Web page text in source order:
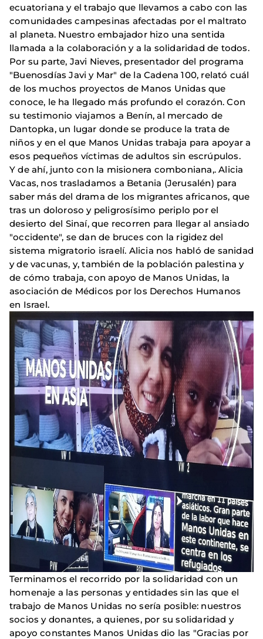
ecuatoriana y el trabajo que llevamos a cabo con las
comunidades campesinas afectadas por el maltrato
al planeta. Nuestro embajador hizo una sentida
llamada a la colaboración y a la solidaridad de todos.
Por su parte, Javi Nieves, presentador del programa
"Buenosdías Javi y Mar" de la Cadena 100, relató cuál
de los muchos proyectos de Manos Unidas que
conoce, le ha llegado más profundo el corazón. Con
su testimonio viajamos a Benín, al mercado de
Dantopka, un lugar donde se produce la trata de
niños y en el que Manos Unidas trabaja para apoyar a
esos pequeños víctimas de adultos sin escrúpulos.
Y de ahí, junto con la misionera comboniana,. Alicia
Vacas, nos trasladamos a Betania (Jerusalén) para
saber más del drama de los migrantes africanos, que
tras un doloroso y peligrosísimo periplo por el
desierto del Sinaí, que recorren para llegar al ansiado
"occidente", se dan de bruces con la rigidez del
sistema migratorio israelí. Alicia nos habló de sanidad
y de vacunas, y, también de la población palestina y
de cómo trabaja, con apoyo de Manos Unidas, la
asociación de Médicos por los Derechos Humanos
en Israel.
Terminamos el recorrido por la solidaridad con un
homenaje a las personas y entidades sin las que el
trabajo de Manos Unidas no sería posible: nuestros
socios y donantes, a quienes, por su solidaridad y
apoyo constantes Manos Unidas dio las "Gracias por